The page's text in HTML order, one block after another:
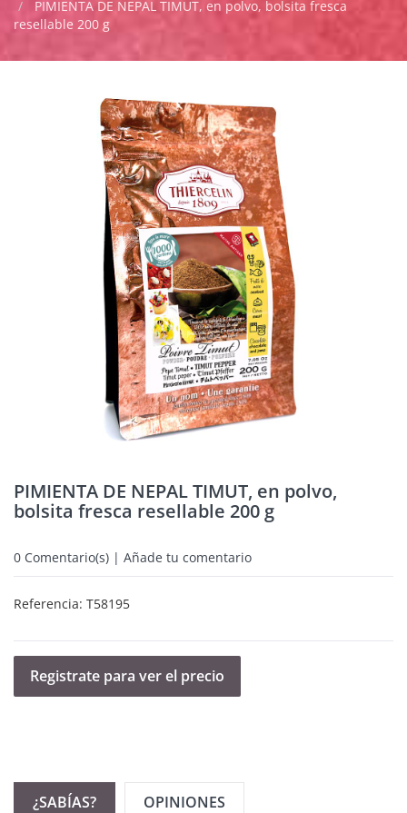
PIMIENTA DE NEPAL TIMUT, en polvo, bolsita fresca
resellable 200 g
PIMIENTA DE NEPAL TIMUT, en polvo,
bolsita fresca resellable 200 g
0 Comentario(s) | Añade tu comentario
Referencia: T58195
Registrate para ver el precio
¿SABÍAS? OPINIONES